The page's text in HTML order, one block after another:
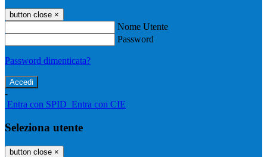
button close ×
Nome Utente
Password
Password dimenticata?
-
Entra con SPID Entra con CIE
Seleziona utente
button close ×